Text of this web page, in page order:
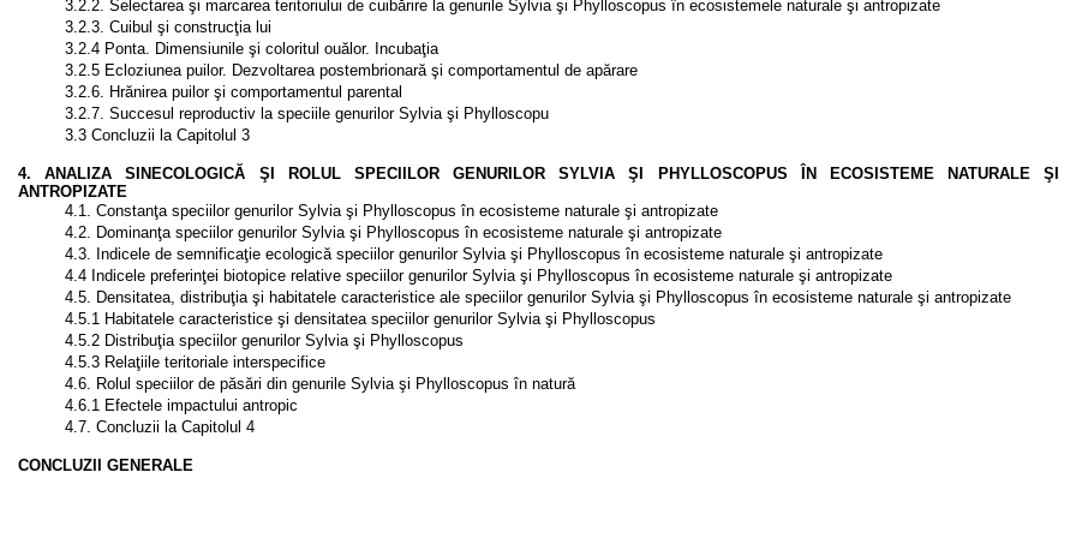
3.2.2. Selectarea şi marcarea teritoriului de cuibărire la genurile Sylvia şi Phylloscopus în ecosistemele naturale şi antropizate
3.2.3. Cuibul şi construcţia lui
3.2.4 Ponta. Dimensiunile şi coloritul ouălor. Incubaţia
3.2.5 Ecloziunea puilor. Dezvoltarea postembrionară şi comportamentul de apărare
3.2.6. Hrănirea puilor şi comportamentul parental
3.2.7. Succesul reproductiv la speciile genurilor Sylvia şi Phylloscopu
3.3 Concluzii la Capitolul 3
4. ANALIZA SINECOLOGICĂ ŞI ROLUL SPECIILOR GENURILOR SYLVIA ŞI PHYLLOSCOPUS ÎN ECOSISTEME NATURALE ŞI
ANTROPIZATE
4.1. Constanţa speciilor genurilor Sylvia şi Phylloscopus în ecosisteme naturale şi antropizate
4.2. Dominanţa speciilor genurilor Sylvia şi Phylloscopus în ecosisteme naturale şi antropizate
4.3. Indicele de semnificaţie ecologică speciilor genurilor Sylvia şi Phylloscopus în ecosisteme naturale şi antropizate
4.4 Indicele preferinţei biotopice relative speciilor genurilor Sylvia şi Phylloscopus în ecosisteme naturale şi antropizate
4.5. Densitatea, distribuţia şi habitatele caracteristice ale speciilor genurilor Sylvia şi Phylloscopus în ecosisteme naturale şi antropizate
4.5.1 Habitatele caracteristice şi densitatea speciilor genurilor Sylvia şi Phylloscopus
4.5.2 Distribuţia speciilor genurilor Sylvia şi Phylloscopus
4.5.3 Relaţiile teritoriale interspecifice
4.6. Rolul speciilor de păsări din genurile Sylvia şi Phylloscopus în natură
4.6.1 Efectele impactului antropic
4.7. Concluzii la Capitolul 4
CONCLUZII GENERALE